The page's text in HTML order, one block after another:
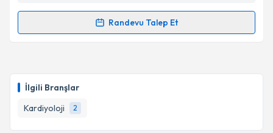
İlgili Branşlar
Kardiyoloji
2
Kişisel verilerimin işlenmesine ilişkinAydınlatma
Randevu Talep Et
Randevu Takvimi Talebi
takvim hazırlandığında e-posta ile bilgilendireceğiz.
E-posta Adresiniz